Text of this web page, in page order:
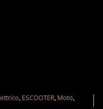
,ESCOOTER,Moto,